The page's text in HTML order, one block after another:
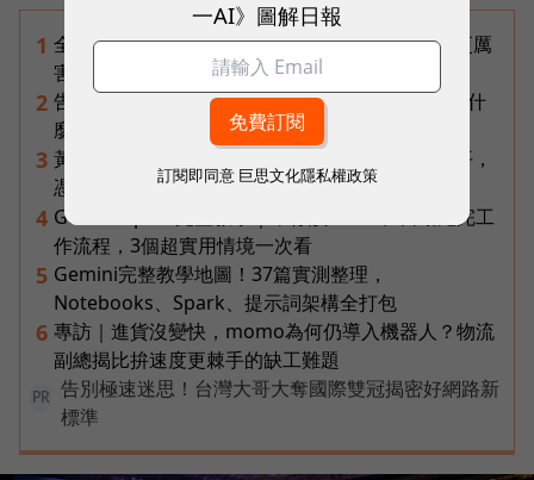
1 全台最大全聯首日業績破百萬，蔡篤昌：還會有更厲
害的大型店！為何把餐廳健身房都搬上樓？
2 告別「極速迷思」！Opensignal 國際評比揭密：什
麼才是 5G 時代的好網路？
3 黃仁勳兆元宴永遠站最後一排！最低調的二代鄭平，
憑什麼讓台達電被市場重新定價？
4 Gemini Spark完整教學｜幫你讀Gmail、自動跑完工
作流程，3個超實用情境一次看
5 Gemini完整教學地圖！37篇實測整理，
Notebooks、Spark、提示詞架構全打包
6 專訪｜進貨沒變快，momo為何仍導入機器人？物流
副總揭比拚速度更棘手的缺工難題
PR
告別極速迷思！台灣大哥大奪國際雙冠揭密好網路新
標準
一AI》圖解日報
訂閱即同意 巨思文化隱私權政策